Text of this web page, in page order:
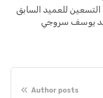
التسعين للعميد السابق
يوسف سروجي
Author posts